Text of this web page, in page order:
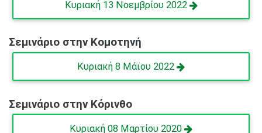
Κυριακή 13 Νοεμβρίου 2022
Σεμινάριο στην Κομοτηνή
Κυριακή 8 Μάϊου 2022
Σεμινάριο στην Κόρινθο
Κυριακή 08 Μαρτίου 2020